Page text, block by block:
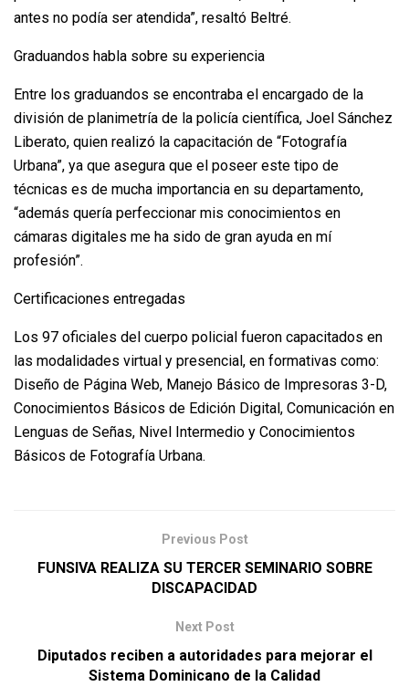
antes no podía ser atendida”, resaltó Beltré.
Graduandos habla sobre su experiencia
Entre los graduandos se encontraba el encargado de la
división de planimetría de la policía científica, Joel Sánchez
Liberato, quien realizó la capacitación de “Fotografía
Urbana”, ya que asegura que el poseer este tipo de
técnicas es de mucha importancia en su departamento,
“además quería perfeccionar mis conocimientos en
cámaras digitales me ha sido de gran ayuda en mí
profesión”.
Certificaciones entregadas
Los 97 oficiales del cuerpo policial fueron capacitados en
las modalidades virtual y presencial, en formativas como:
Diseño de Página Web, Manejo Básico de Impresoras 3-D,
Conocimientos Básicos de Edición Digital, Comunicación en
Lenguas de Señas, Nivel Intermedio y Conocimientos
Básicos de Fotografía Urbana.
Previous Post
FUNSIVA REALIZA SU TERCER SEMINARIO SOBRE
DISCAPACIDAD
Next Post
Diputados reciben a autoridades para mejorar el
Sistema Dominicano de la Calidad